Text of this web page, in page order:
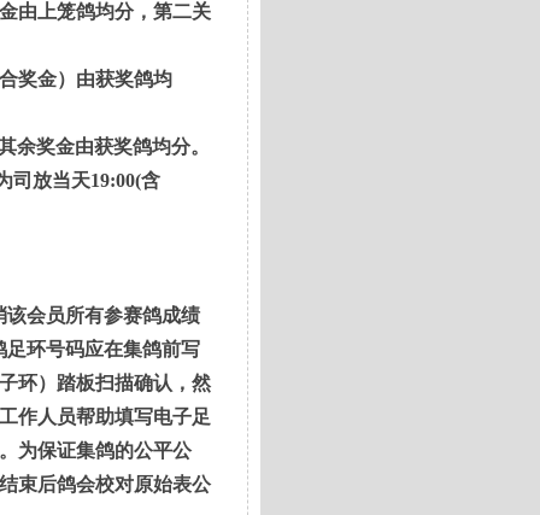
由上笼鸽均分，第二关
奖金）由获奖鸽均
余奖金由获奖鸽均分。
司放当天19:00(含
该会员所有参赛鸽成绩
环号码应在集鸽前写
环）踏板扫描确认，然
作人员帮助填写电子足
为保证集鸽的公平公
束后鸽会校对原始表公